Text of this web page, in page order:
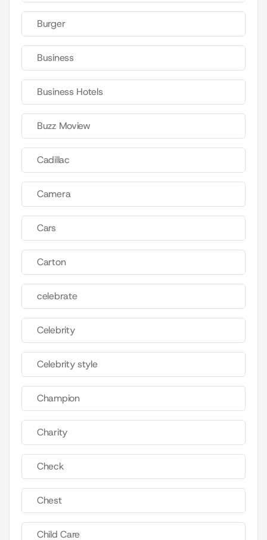
Burger
Business
Business Hotels
Buzz Moview
Cadillac
Camera
Cars
Carton
celebrate
Celebrity
Celebrity style
Champion
Charity
Check
Chest
Child Care